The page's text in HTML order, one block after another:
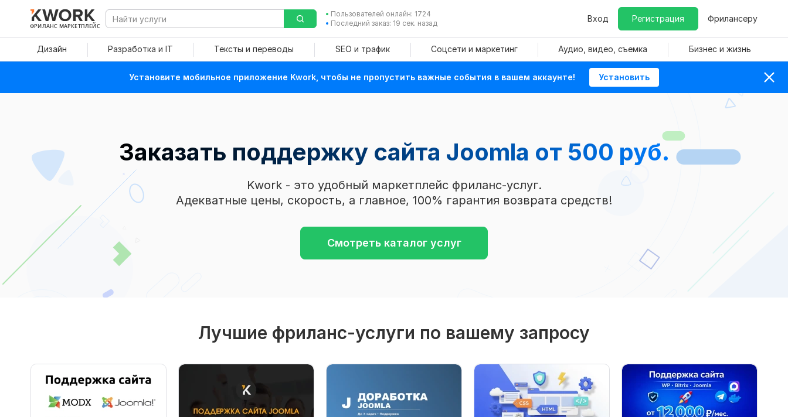
ФРИЛАНС МАРКЕТПЛЕЙС
Пользователей онлайн: 1724
Последний заказ: 19 сек. назад
Вход Регистрация Фрилансеру
Дизайн Разработка и IT Тексты и переводы SEO и трафик Соцсети и маркетинг Аудио, видео, съемка Бизнес и жизнь
Установите мобильное приложение Kwork, чтобы не пропустить важные события в вашем аккаунте! Установить
Заказать поддержку сайта Joomla от 500 руб.
Kwork - это удобный маркетплейс фриланс-услуг.
Адекватные цены, скорость, а главное, 100% гарантия возврата средств!
Смотреть каталог услуг
Лучшие фриланс-услуги по вашему запросу